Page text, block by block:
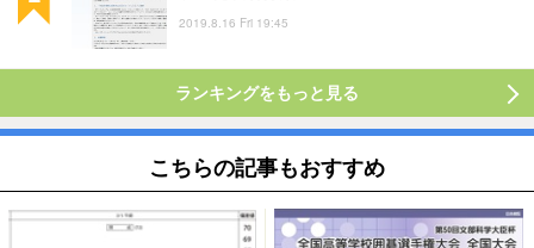
2019.8.16 Fri 19:45
ランキングをもっと見る
こちらの記事もおすすめ